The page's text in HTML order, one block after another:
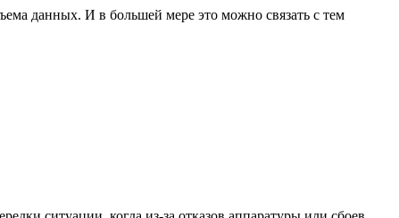
данных. И в большей мере это можно связать с тем